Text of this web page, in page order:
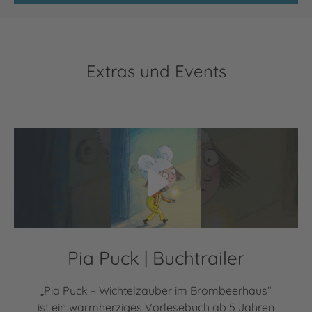
Extras und Events
Pia Puck | Buchtrailer
„Pia Puck – Wichtelzauber im Brombeerhaus“
ist ein warmherziges Vorlesebuch ab 5 Jahren